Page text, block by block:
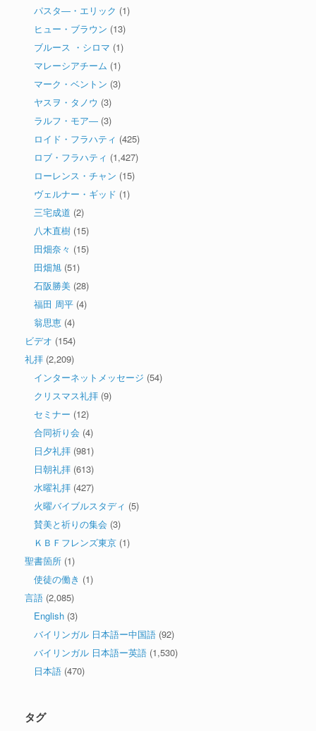
パスタ―・エリック (1)
ヒュー・ブラウン (13)
ブルース ・シロマ (1)
マレーシアチーム (1)
マーク・ベントン (3)
ヤスヲ・タノウ (3)
ラルフ・モア― (3)
ロイド・フラハティ (425)
ロブ・フラハティ (1,427)
ローレンス・チャン (15)
ヴェルナー・ギッド (1)
三宅成道 (2)
八木直樹 (15)
田畑奈々 (15)
田畑旭 (51)
石阪勝美 (28)
福田 周平 (4)
翁思恵 (4)
ビデオ (154)
礼拝 (2,209)
インターネットメッセージ (54)
クリスマス礼拝 (9)
セミナー (12)
合同祈り会 (4)
日夕礼拝 (981)
日朝礼拝 (613)
水曜礼拝 (427)
火曜バイブルスタディ (5)
賛美と祈りの集会 (3)
ＫＢＦフレンズ東京 (1)
聖書箇所 (1)
使徒の働き (1)
言語 (2,085)
English (3)
バイリンガル 日本語ー中国語 (92)
バイリンガル 日本語ー英語 (1,530)
日本語 (470)
タグ